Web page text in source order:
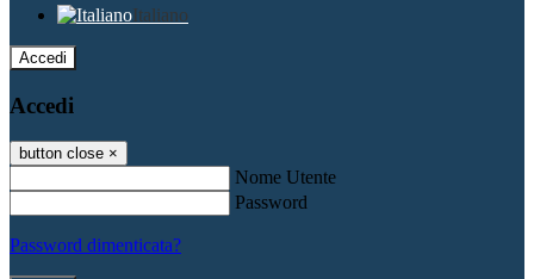
Italiano
Accedi
Accedi
button close ×
Nome Utente
Password
Password dimenticata?